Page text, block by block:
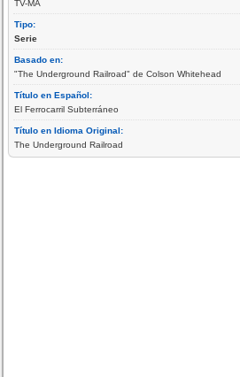
TV-MA
Tipo:
Serie
Basado en:
"The Underground Railroad" de Colson Whitehead
Título en Español:
El Ferrocarril Subterráneo
Título en Idioma Original:
The Underground Railroad